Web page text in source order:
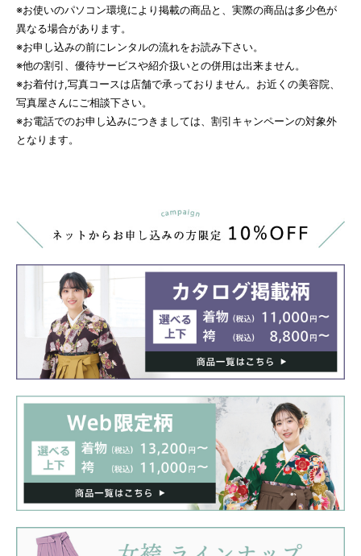
※お使いのパソコン環境により掲載の商品と、実際の商品は多少色が
異なる場合があります。
※お申し込みの前にレンタルの流れをお読み下さい。
※他の割引、優待サービスや紹介扱いとの併用は出来ません。
※お着付け,写真コースは店舗で承っておりません。お近くの美容院、
写真屋さんにご相談下さい。
※お電話でのお申し込みにつきましては、割引キャンペーンの対象外
となります。